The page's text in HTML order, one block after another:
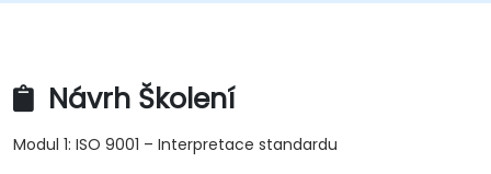
Návrh Školení
Modul 1: ISO 9001 – Interpretace standardu